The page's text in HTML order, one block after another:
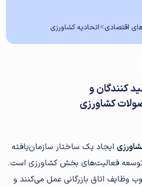
اقتصادی اتحادیه کشاورزی
کنندگان و
کشاورزی
ایجاد یک ساختار سازمان‌یافته
توسعه فعالیت‌های بخش کشاورزی است.
وظایف اتاق بازرگانی عمل می‌کنند و